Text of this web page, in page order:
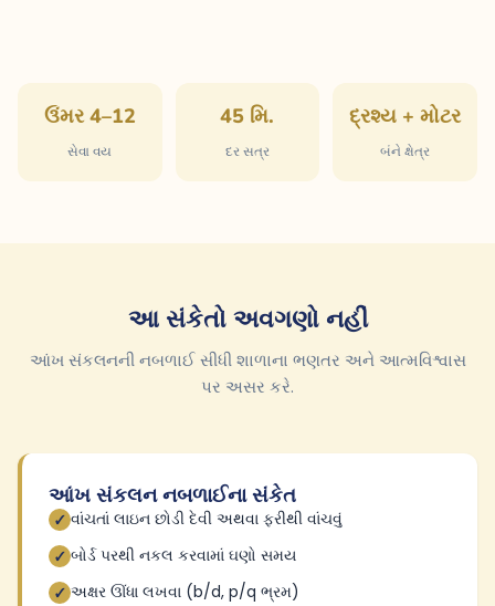
ઉંમર 4–12
સેવા વય
45 મિ.
દર સત્ર
દ્રશ્ય + મોટર
બંને ક્ષેત્ર
આ સંકેતો અવગણો નહીં
આંખ સંકલનની નબળાઈ સીધી શાળાના ભણતર અને આત્મવિશ્વાસ
પર અસર કરે.
આંખ સંકલન નબળાઈના સંકેત
✓ વાંચતાં લાઇન છોડી દેવી અથવા ફરીથી વાંચવું
✓ બોર્ડ પરથી નકલ કરવામાં ઘણો સમય
✓ અક્ષર ઊંધા લખવા (b/d, p/q ભ્રમ)